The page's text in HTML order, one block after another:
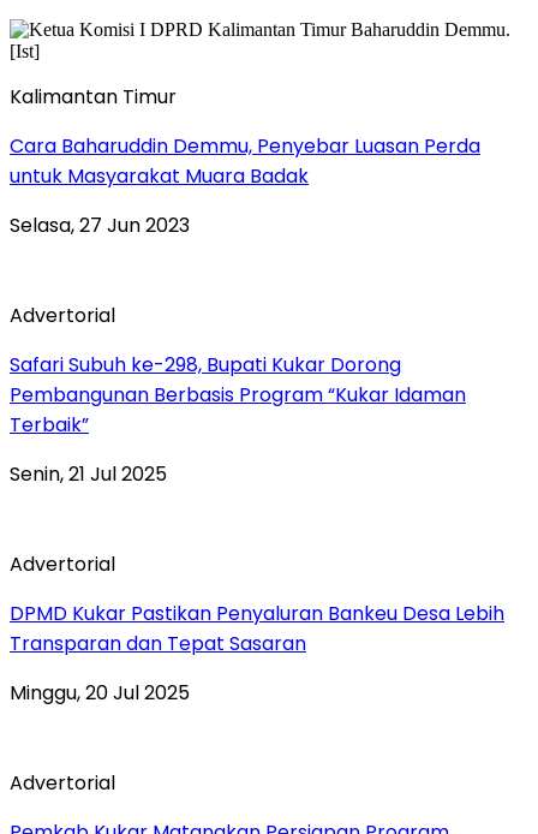
Kalimantan Timur
Cara Baharuddin Demmu, Penyebar Luasan Perda
untuk Masyarakat Muara Badak
Selasa, 27 Jun 2023
Advertorial
Safari Subuh ke-298, Bupati Kukar Dorong
Pembangunan Berbasis Program “Kukar Idaman
Terbaik”
Senin, 21 Jul 2025
Advertorial
DPMD Kukar Pastikan Penyaluran Bankeu Desa Lebih
Transparan dan Tepat Sasaran
Minggu, 20 Jul 2025
Advertorial